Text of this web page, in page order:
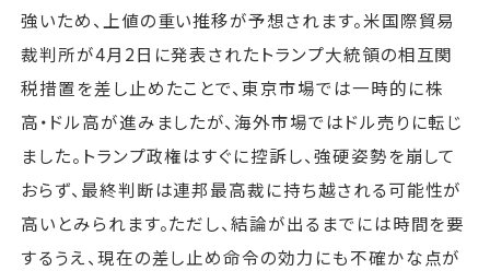
強いため、上値の重い推移が予想されます。米国際貿易
裁判所が4月2日に発表されたトランプ大統領の相互関
税措置を差し止めたことで、東京市場では一時的に株
高・ドル高が進みましたが、海外市場ではドル売りに転じ
ました。トランプ政権はすぐに控訴し、強硬姿勢を崩して
おらず、最終判断は連邦最高裁に持ち越される可能性が
高いとみられます。ただし、結論が出るまでには時間を要
するうえ、現在の差し止め命令の効力にも不確かな点が